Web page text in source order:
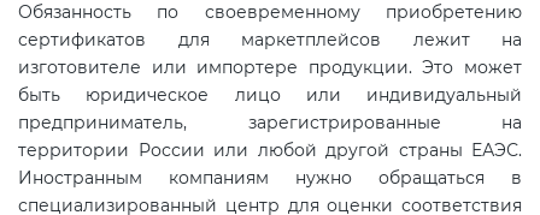
Обязанность по своевременному приобретению
сертификатов для маркетплейсов лежит на
изготовителе или импортере продукции. Это может
быть юридическое лицо или индивидуальный
предприниматель, зарегистрированные на
территории России или любой другой страны ЕАЭС.
Иностранным компаниям нужно обращаться в
специализированный центр для оценки соответствия